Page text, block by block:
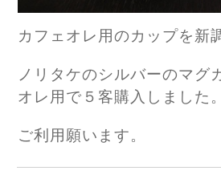
カフェオレ用のカップを新
ノリタケのシルバーのマグ
オレ用で５客購入しました。
ご利用願います。